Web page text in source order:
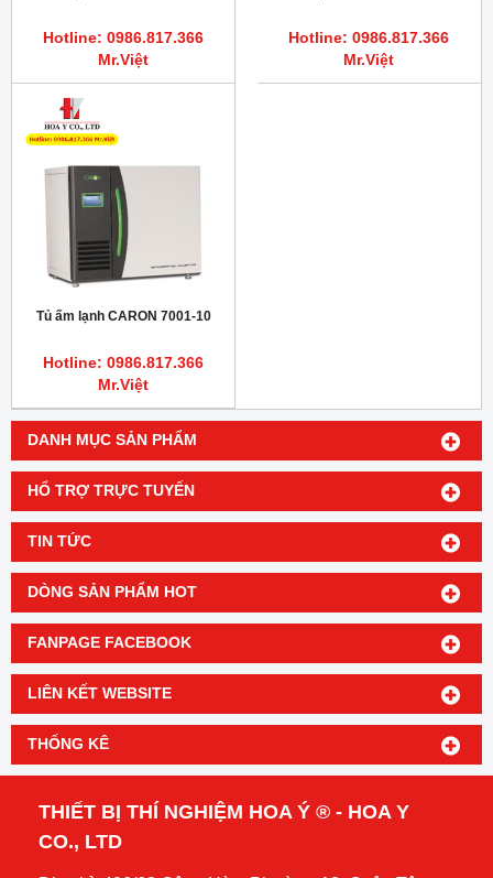
DANH MỤC SẢN PHẨM
HỔ TRỢ TRỰC TUYẾN
TIN TỨC
DÒNG SẢN PHẨM HOT
FANPAGE FACEBOOK
LIÊN KẾT WEBSITE
THỐNG KÊ
Hotline: 0986.817.366
Mr.Việt
Hotline: 0986.817.366
Mr.Việt
Tủ ấm lạnh CARON 7001-10
Hotline: 0986.817.366
Mr.Việt
THIẾT BỊ THÍ NGHIỆM HOA Ý ® - HOA Y
CO., LTD